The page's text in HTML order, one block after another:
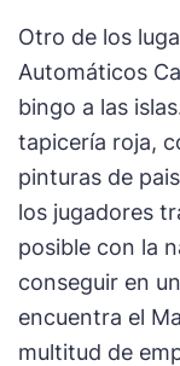
Otro de los
Automáticos
bingo a las
tapicería roja,
pinturas de
los jugadores
posible con la
conseguir en
encuentra el
multitud de